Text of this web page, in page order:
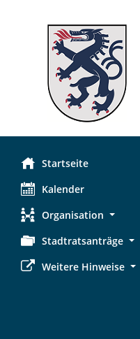
Startseite
Kalender
Organisation
Stadtratsanträge
Weitere Hinweise